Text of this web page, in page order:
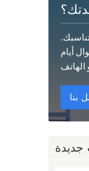
أيام
بنا
جديدة